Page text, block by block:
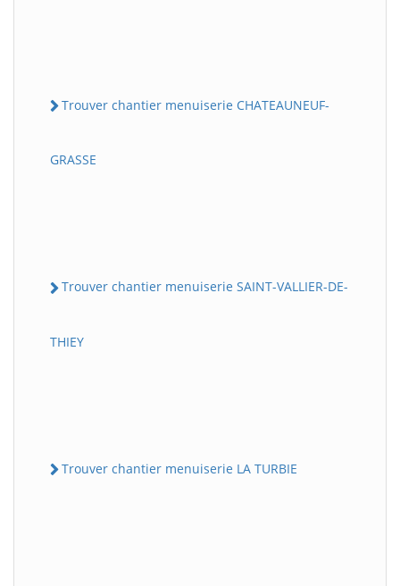
Trouver chantier menuiserie CHATEAUNEUF-
GRASSE
Trouver chantier menuiserie SAINT-VALLIER-DE-
THIEY
Trouver chantier menuiserie LA TURBIE